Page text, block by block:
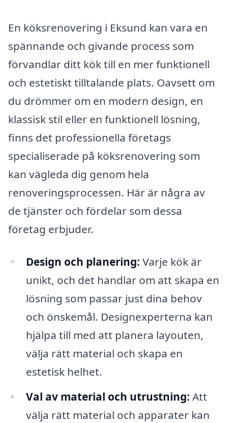
En köksrenovering i Eksund kan vara en
spännande och givande process som
förvandlar ditt kök till en mer funktionell
och estetiskt tilltalande plats. Oavsett om
du drömmer om en modern design, en
klassisk stil eller en funktionell lösning,
finns det professionella företags
specialiserade på köksrenovering som
kan vägleda dig genom hela
renoveringsprocessen. Här är några av
de tjänster och fördelar som dessa
företag erbjuder.
Design och planering: Varje kök är
unikt, och det handlar om att skapa en
lösning som passar just dina behov
och önskemål. Designexperterna kan
hjälpa till med att planera layouten,
välja rätt material och skapa en
estetisk helhet.
Val av material och utrustning: Att
välja rätt material och apparater kan